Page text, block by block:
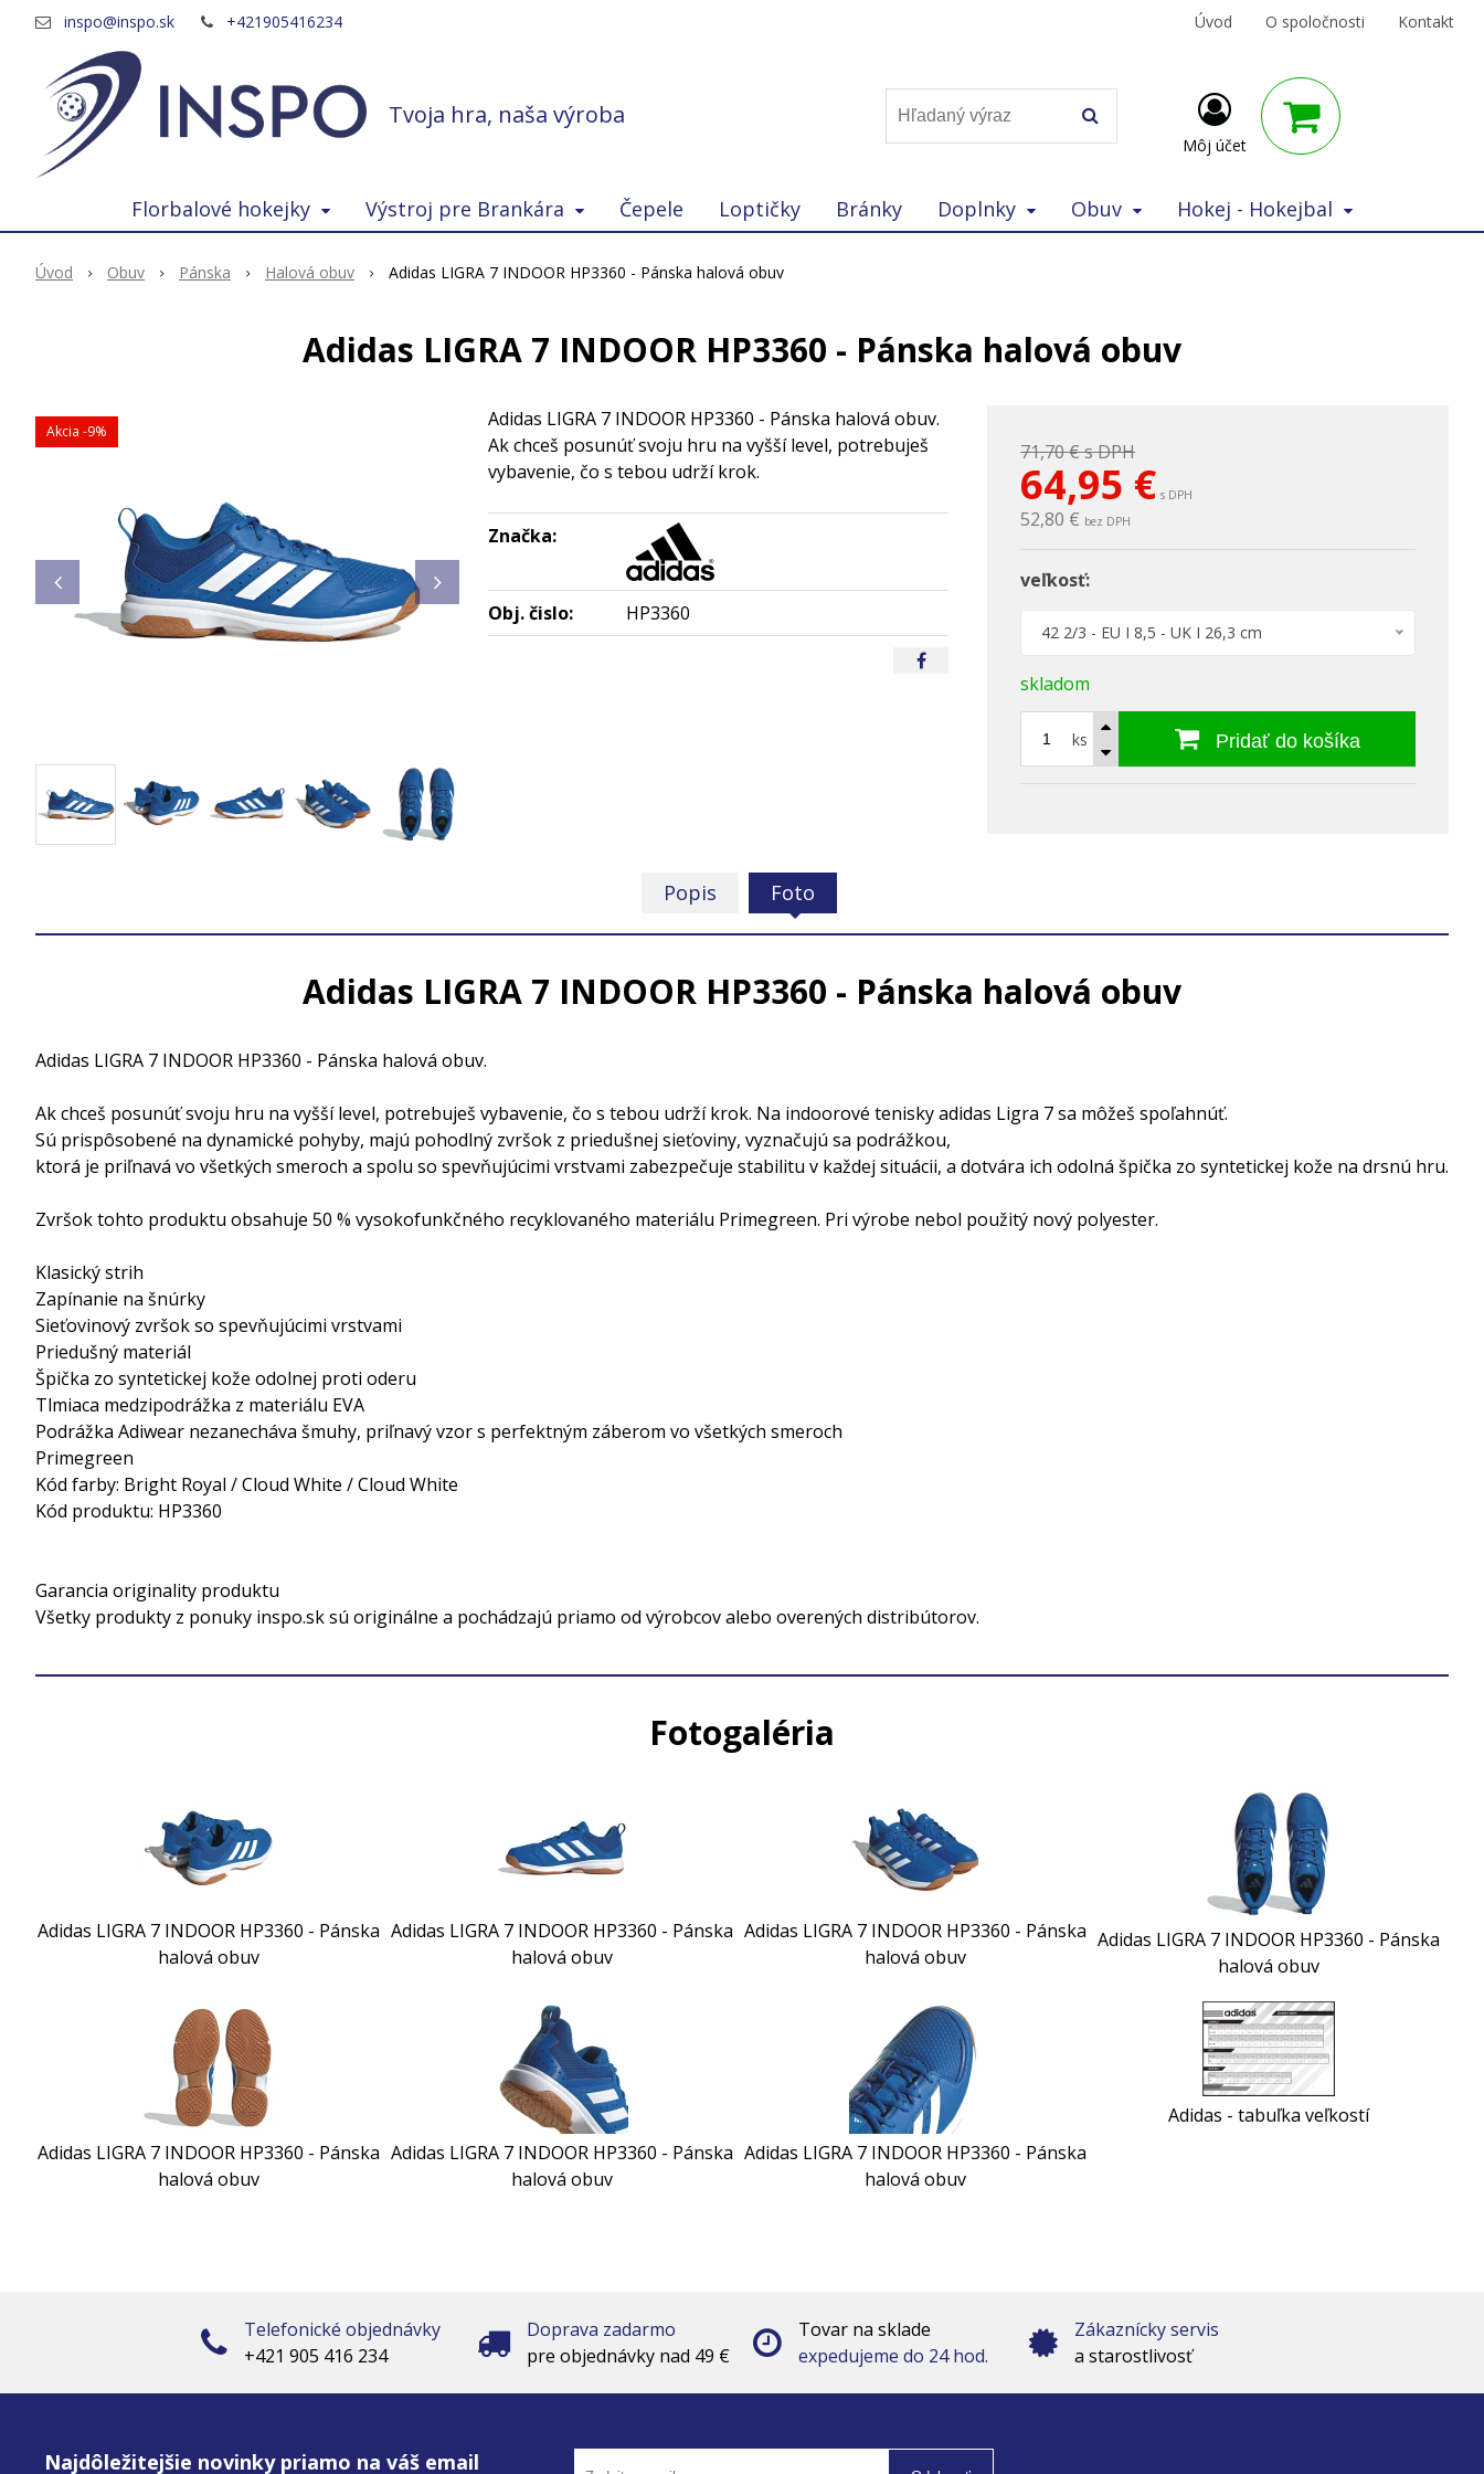
Tvoja hra, naša výroba
inspo@inspo.sk +421905416234 Úvod O spoločnosti Kontakt
Môj účet
Florbalové hokejky Výstroj pre Brankára Čepele Loptičky Bránky Doplnky Obuv Hokej - Hokejbal
Úvod Obuv Pánska Halová obuv Adidas LIGRA 7 INDOOR HP3360 - Pánska halová obuv
Adidas LIGRA 7 INDOOR HP3360 - Pánska halová obuv
Akcia -9%
71,70 €s DPH
64,95 € s DPH
52,80 € bez DPH
veľkosť:
42 2/3 - EU I 8,5 - UK I 26,3 cm
skladom
ks Pridať do košíka
Adidas LIGRA 7 INDOOR HP3360 - Pánska halová obuv.
Ak chceš posunúť svoju hru na vyšší level, potrebuješ
vybavenie, čo s tebou udrží krok.
Značka:
Obj. čislo: HP3360
Popis Foto
Adidas LIGRA 7 INDOOR HP3360 - Pánska halová obuv
Adidas LIGRA 7 INDOOR HP3360 - Pánska halová obuv.
Ak chceš posunúť svoju hru na vyšší level, potrebuješ vybavenie, čo s tebou udrží krok. Na indoorové tenisky adidas Ligra 7 sa môžeš spoľahnúť.
Sú prispôsobené na dynamické pohyby, majú pohodlný zvršok z priedušnej sieťoviny, vyznačujú sa podrážkou,
ktorá je priľnavá vo všetkých smeroch a spolu so spevňujúcimi vrstvami zabezpečuje stabilitu v každej situácii, a dotvára ich odolná špička zo syntetickej kože na drsnú hru.
Zvršok tohto produktu obsahuje 50 % vysokofunkčného recyklovaného materiálu Primegreen. Pri výrobe nebol použitý nový polyester.
Klasický strih
Zapínanie na šnúrky
Sieťovinový zvršok so spevňujúcimi vrstvami
Priedušný materiál
Špička zo syntetickej kože odolnej proti oderu
Tlmiaca medzipodrážka z materiálu EVA
Podrážka Adiwear nezanecháva šmuhy, priľnavý vzor s perfektným záberom vo všetkých smeroch
Primegreen
Kód farby: Bright Royal / Cloud White / Cloud White
Kód produktu: HP3360
Garancia originality produktu
Všetky produkty z ponuky inspo.sk sú originálne a pochádzajú priamo od výrobcov alebo overených distribútorov.
Fotogaléria
Adidas LIGRA 7 INDOOR HP3360 - Pánska
halová obuv
Adidas LIGRA 7 INDOOR HP3360 - Pánska
halová obuv
Adidas LIGRA 7 INDOOR HP3360 - Pánska
halová obuv
Adidas LIGRA 7 INDOOR HP3360 - Pánska
halová obuv
Adidas LIGRA 7 INDOOR HP3360 - Pánska
halová obuv
Adidas LIGRA 7 INDOOR HP3360 - Pánska
halová obuv
Adidas LIGRA 7 INDOOR HP3360 - Pánska
halová obuv
Adidas - tabuľka veľkostí
Telefonické objednávky
+421 905 416 234
Doprava zadarmo
pre objednávky nad 49 €
Tovar na sklade
expedujeme do 24 hod.
Zákaznícky servis
a starostlivosť
Najdôležitejšie novinky priamo na váš email